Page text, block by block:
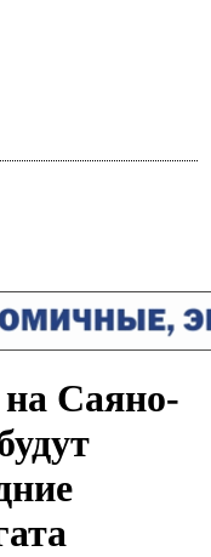
на Саяно-